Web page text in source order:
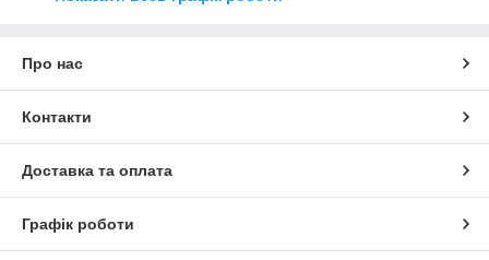
Про нас
Контакти
Доставка та оплата
Графік роботи